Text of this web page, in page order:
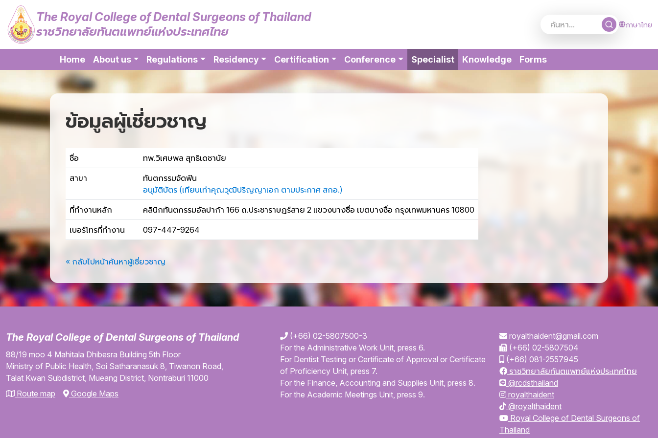
The Royal College of Dental Surgeons of Thailand
ราชวิทยาลัยทันตแพทย์แห่งประเทศไทย
ภาษาไทย
Home About us Regulations Residency Certification Conference Specialist(current)
Knowledge Forms
ข้อมูลผู้เชี่ยวชาญ
ชื่อ ทพ.วิเศษพล สุทธิเดชานัย
สาขา
ทันตกรรมจัดฟัน
อนุมัติบัตร (เทียบเท่าคุณวุฒิปริญญาเอก ตามประกาศ สกอ.)
ที่ทำงานหลัก คลินิกทันตกรรมอัลปาก้า 166 ถ.ประชาราษฏร์สาย 2 แขวงบางซื่อ เขตบางซื่อ กรุงเทพมหานคร 10800
เบอร์โทรที่ทำงาน 097-447-9264
« กลับไปหน้าค้นหาผู้เชี่ยวชาญ
The Royal College of Dental Surgeons of Thailand
88/19 moo 4 Mahitala Dhibesra Building 5th Floor
Ministry of Public Health, Soi Satharanasuk 8, Tiwanon Road,
Talat Kwan Subdistrict, Mueang District, Nontraburi 11000
Route map
Google Maps
(+66) 02-5807500-3
For the Administrative Work Unit, press 6.
For Dentist Testing or Certificate of Approval or Certificate
of Proficiency Unit, press 7.
For the Finance, Accounting and Supplies Unit, press 8.
For the Academic Meetings Unit, press 9.
royalthaident@gmail.com
(+66) 02-5807504
(+66) 081-2557945
ราชวิทยาลัยทันตแพทย์แห่งประเทศไทย
@rcdsthailand
royalthaident
@royalthaident
Royal College of Dental Surgeons of
Thailand